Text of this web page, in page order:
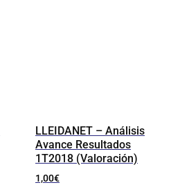
LLEIDANET – Análisis
Avance Resultados
1T2018 (Valoración)
1,00€